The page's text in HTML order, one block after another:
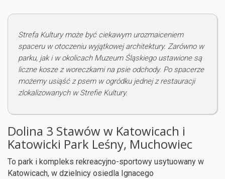
Strefa Kultury może być ciekawym urozmaiceniem
spaceru w otoczeniu wyjątkowej architektury. Zarówno w
parku, jak i w okolicach Muzeum Śląskiego ustawione są
liczne kosze z woreczkami na psie odchody. Po spacerze
możemy usiąść z psem w ogródku jednej z restauracji
zlokalizowanych w Strefie Kultury.
Dolina 3 Stawów w Katowicach i
Katowicki Park Leśny, Muchowiec
To park i kompleks rekreacyjno-sportowy usytuowany w
Katowicach, w dzielnicy osiedla Ignacego